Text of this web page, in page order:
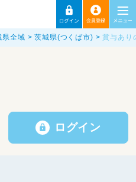
県全域 茨城県(つくば市) 賞与あり
ログイン